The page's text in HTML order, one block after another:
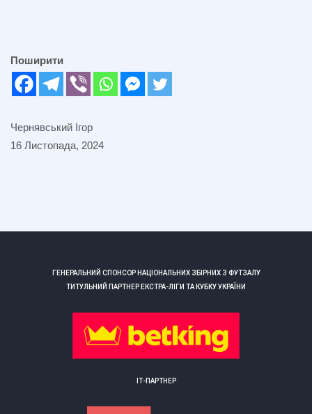
Поширити
Чернявський Ігор
16 Листопада, 2024
ГЕНЕРАЛЬНИЙ СПОНСОР НАЦІОНАЛЬНИХ ЗБІРНИХ З ФУТЗАЛУ
ТИТУЛЬНИЙ ПАРТНЕР ЕКСТРА-ЛІГИ ТА КУБКУ УКРАЇНИ
ІТ-ПАРТНЕР